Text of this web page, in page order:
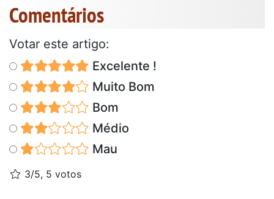
Comentários
Votar este artigo:
Excelente !
Muito Bom
Bom
Médio
Mau
3/5, 5 votos